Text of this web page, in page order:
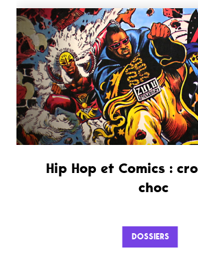
Hip Hop et Comics :
choc
DOSSIERS